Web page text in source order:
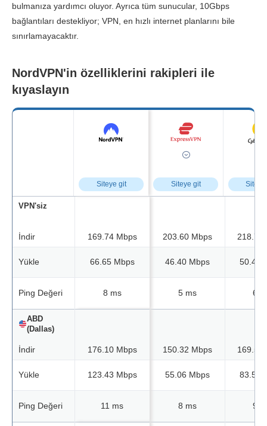
bulmanıza yardımcı oluyor. Ayrıca tüm sunucular, 10Gbps
bağlantıları destekliyor; VPN, en hızlı internet planlarını bile
sınırlamayacaktır.
NordVPN'in özelliklerini rakipleri ile
kıyaslayın
Siteye git Siteye git Siteye
VPN'siz
İndir
Yükle
Ping Değeri
ABD
(Dallas)
İndir
Yükle
Ping Değeri
169.74 Mbps
66.65 Mbps
8 ms
176.10 Mbps
123.43 Mbps
11 ms
203.60 Mbps
46.40 Mbps
5 ms
150.32 Mbps
55.06 Mbps
8 ms
218.73
50.42
6
169.58
83.50
9